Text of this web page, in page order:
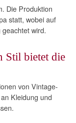
Die Produktion
statt, wobei auf
wird.
Stil bietet die
von Vintage-
Kleidung und